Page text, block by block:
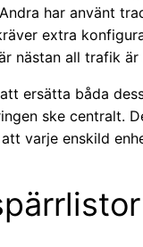
har använt
extra
nästan all trafik
ersätta båda
ske centralt.
varje enskild